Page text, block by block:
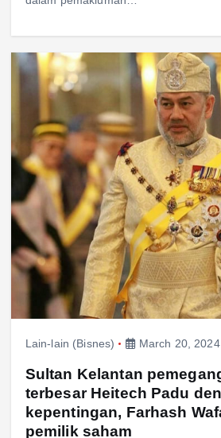
Lain-lain (Bisnes) March 20, 2024
Sultan Kelantan
terbesar Heitech Padu
kepentingan, Farhash
pemilik saham